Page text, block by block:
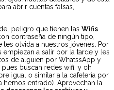
abrir cuentas falsas,
peligro que tienen las Wifis
contraseña de ningún tipo,
olvida a nuestros jóvenes. Por
a salir por la tarde y les
de alguien por WhatssApp y
buscan redes wifi, y oh
igual o similar a la cafetería por
hemos entrado). Aprovechan la